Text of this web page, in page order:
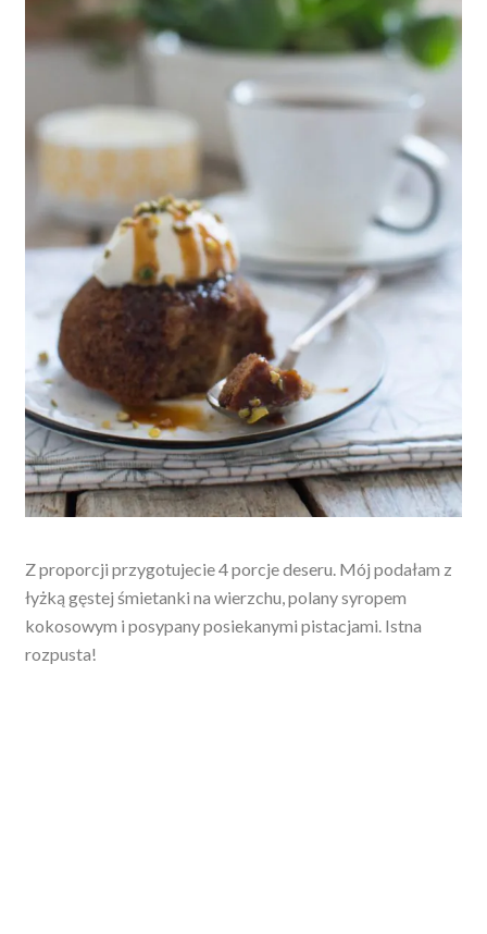
Z proporcji przygotujecie 4 porcje deseru. Mój podałam z
łyżką gęstej śmietanki na wierzchu, polany syropem
kokosowym i posypany posiekanymi pistacjami. Istna
rozpusta!